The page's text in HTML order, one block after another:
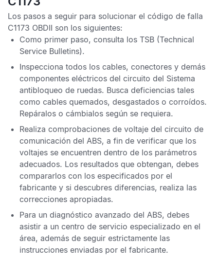
Los pasos a seguir para solucionar el código de falla
C1173 OBDII son los siguientes:
Como primer paso, consulta los TSB (Technical
Service Bulletins).
Inspecciona todos los cables, conectores y demás
componentes eléctricos del circuito del Sistema
antibloqueo de ruedas. Busca deficiencias tales
como cables quemados, desgastados o corroídos.
Repáralos o cámbialos según se requiera.
Realiza comprobaciones de voltaje del circuito de
comunicación del ABS, a fin de verificar que los
voltajes se encuentren dentro de los parámetros
adecuados. Los resultados que obtengan, debes
compararlos con los especificados por el
fabricante y si descubres diferencias, realiza las
correcciones apropiadas.
Para un diagnóstico avanzado del ABS, debes
asistir a un centro de servicio especializado en el
área, además de seguir estrictamente las
instrucciones enviadas por el fabricante.